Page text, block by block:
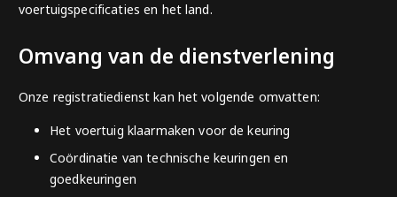
voertuigspecificaties en het land.
Omvang van de dienstverlening
Onze registratiedienst kan het volgende omvatten:
Het voertuig klaarmaken voor de keuring
Coördinatie van technische keuringen en
goedkeuringen